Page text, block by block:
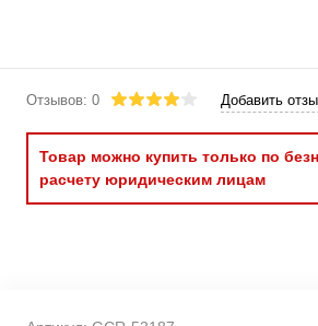
Отзывов: 0 Добавить
Товар можно купить только по
расчету юридическим лицам